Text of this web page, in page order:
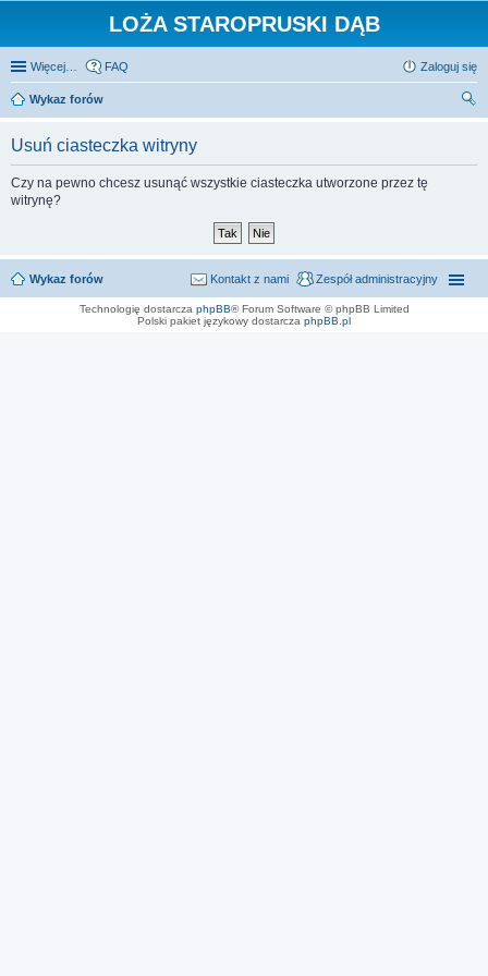
LOŻA STAROPRUSKI DĄB
Więcej… FAQ Zaloguj się
Wykaz forów
Usuń ciasteczka witryny
Czy na pewno chcesz usunąć wszystkie ciasteczka utworzone przez tę
witrynę?
Wykaz forów Zespół administracyjny
Kontakt z nami
Technologię dostarcza phpBB® Forum Software © phpBB Limited
Polski pakiet językowy dostarcza phpBB.pl